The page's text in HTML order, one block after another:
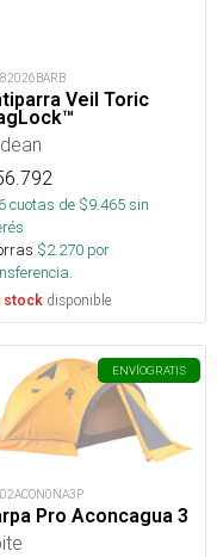
Veil Toric
6cuotas de $9.465sin
$2.270 por
stock disponible
ENVÍOGRATIS
Pro Aconcagua 3